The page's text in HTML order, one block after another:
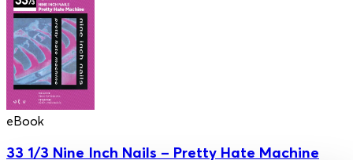
eBook
33 1/3 Nine Inch Nails – Pretty Hate Machine